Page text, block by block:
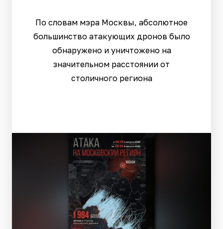
По словам мэра Москвы, абсолютное
большинство атакующих дронов было
обнаружено и уничтожено на
значительном расстоянии от
столичного региона